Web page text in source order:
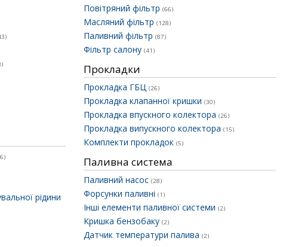
Повітряний фільтр (66)
Масляний фільтр (128)
Паливний фільтр (87)
Фільтр салону (41)
Прокладки
Прокладка ГБЦ (26)
Прокладка клапанної кришки (30)
Прокладка впускного колектора (26)
Прокладка випускного колектора (15)
Комплекти прокладок (5)
рідини
Паливна система
Паливний насос (28)
Форсунки паливні (1)
Інші елементи паливної системи (2)
Кришка бензобаку (2)
Датчик температури палива (2)